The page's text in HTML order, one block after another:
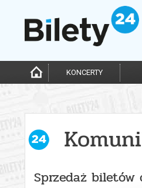
KONCERTY
Sprzedaż biletów